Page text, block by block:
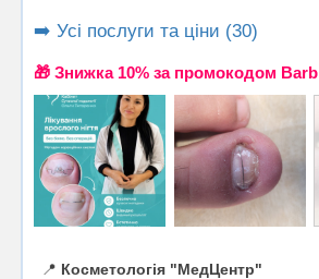
➡️ Усі послуги та ціни (30)
🎁 Знижка 10% за промокодом Barb
📍 Косметологія "МедЦентр"